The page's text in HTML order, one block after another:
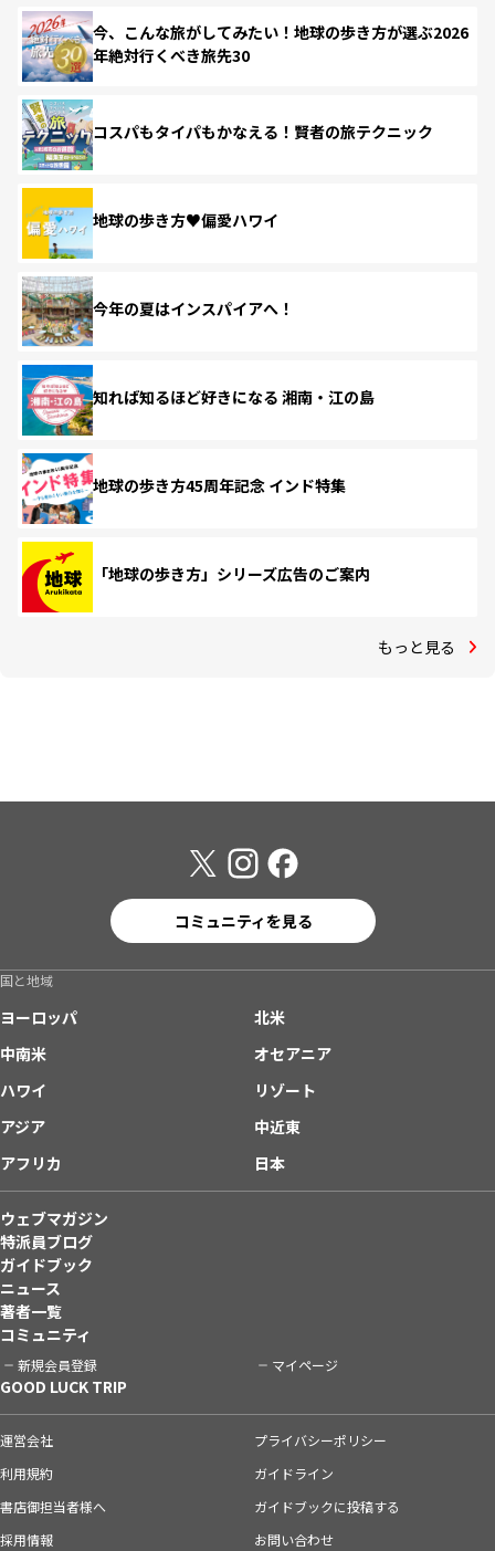
今、こんな旅がしてみたい！地球の歩き方が選ぶ2026
年絶対行くべき旅先30
コスパもタイパもかなえる！賢者の旅テクニック
地球の歩き方♥偏愛ハワイ
今年の夏はインスパイアへ！
知れば知るほど好きになる 湘南・江の島
地球の歩き方45周年記念 インド特集
「地球の歩き方」シリーズ広告のご案内
もっと見る
コミュニティを見る
国と地域
ヨーロッパ
北米
中南米
オセアニア
ハワイ
リゾート
アジア
中近東
アフリカ
日本
ウェブマガジン
特派員ブログ
ガイドブック
ニュース
著者一覧
コミュニティ
新規会員登録 マイページ
GOOD LUCK TRIP
運営会社
プライバシーポリシー
利用規約
ガイドライン
書店御担当者様へ
ガイドブックに投稿する
採用情報
お問い合わせ